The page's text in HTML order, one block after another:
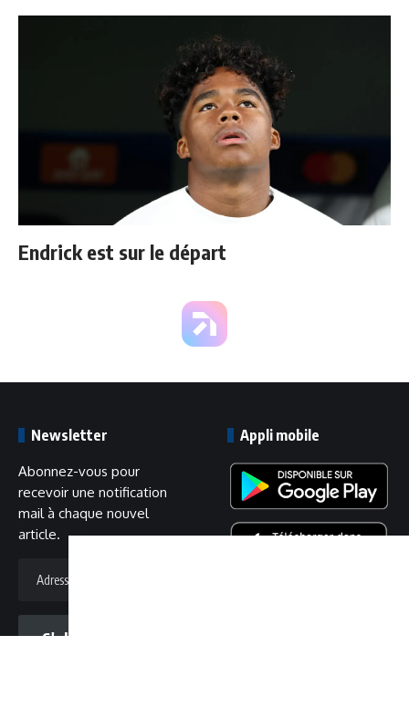
Endrick est sur le départ
Newsletter
Abonnez-vous pour
recevoir une notification
mail à chaque nouvel
article.
mail
S'abonner
Appli mobile